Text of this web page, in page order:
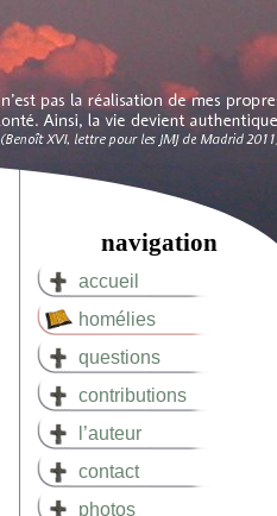
navigation
accueil
homélies
questions
contributions
l’auteur
contact
photos